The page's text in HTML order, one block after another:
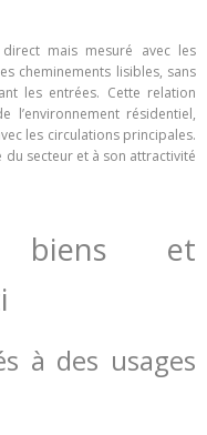
mais mesuré avec les
cheminements lisibles, sans
les entrées. Cette relation
résidentiel,
les circulations principales.
secteur et à son attractivité
biens et
à des usages